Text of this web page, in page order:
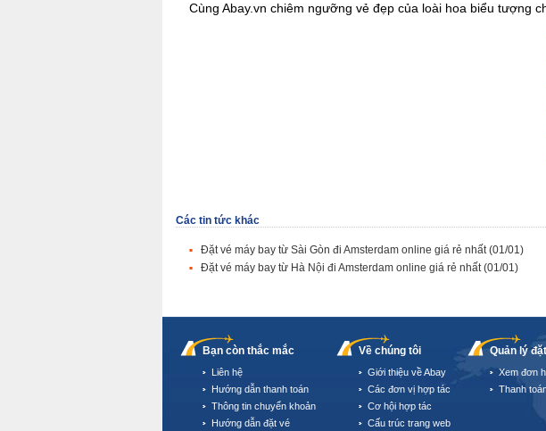
Cùng Abay.vn chiêm ngưỡng vẻ đẹp của loài hoa biểu tượng
Các tin tức khác
Đặt vé máy bay từ Sài Gòn đi Amsterdam online giá rẻ nhất(01/01)
Đặt vé máy bay từ Hà Nội đi Amsterdam online giá rẻ nhất(01/01)
Bạn còn thắc mắc
Liên hệ
Hướng dẫn thanh toán
Thông tin chuyển khoản
Hướng dẫn đặt vé
Về chúng tôi
Giới thiệu về Abay
Các đơn vị hợp tác
Cơ hội hợp tác
Cấu trúc trang web
Quản lý
Xem đơn
Thanh